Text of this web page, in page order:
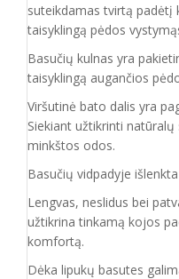
suteikdamas tvirtą
taisyklingą pėdos
Basučių kulnas yra
taisyklingą augančios
Viršutinė bato dalis yra
Siekiant užtikrinti
minkštos odos.
Basučių vidpadyje
Lengvas, neslidus bei
užtikrina tinkamą kojos
komfortą.
Dėka lipukų basutes